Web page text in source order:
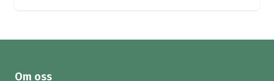
Om oss